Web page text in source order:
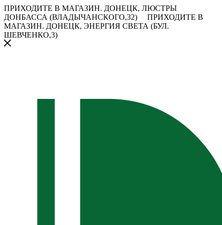
ПРИХОДИТЕ В МАГАЗИН. ДОНЕЦК, ЛЮСТРЫ
ДОНБАССА (ВЛАДЫЧАНСКОГО,32)
ПРИХОДИТЕ В
МАГАЗИН. ДОНЕЦК, ЭНЕРГИЯ СВЕТА (БУЛ.
ШЕВЧЕНКО,3)